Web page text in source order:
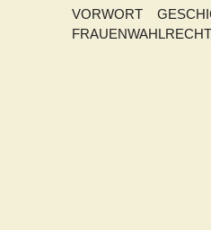
VORWORT
FRAUENWAHLRECHT